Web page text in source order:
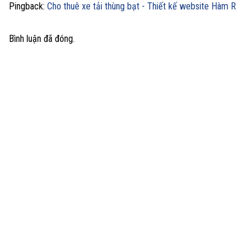
Pingback: Cho thuê xe tải thùng bạt - Thiết kế website Hàm
Bình luận đã đóng.